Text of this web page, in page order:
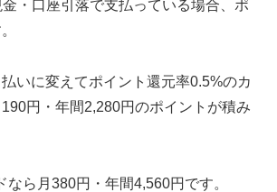
・口座引落で支払っている場合、ポ
いに変えてポイント還元率0.5%のカ
円・年間2,280円のポイントが積み
なら月380円・年間4,560円です。